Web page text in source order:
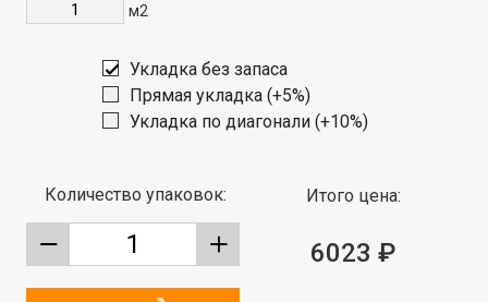
м2
Укладка без запаса
Прямая укладка (+5%)
Укладка по диагонали (+10%)
Количество упаковок: Итого цена:
6023 ₽